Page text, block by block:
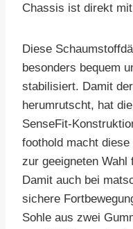
Chassis ist direkt
Diese
besonders bequem
stabilisiert. Damit
herumrutscht, hat
SenseFit-
foothold macht
zur geeigneten Wahl
Damit auch bei
sichere
Sohle aus zwei